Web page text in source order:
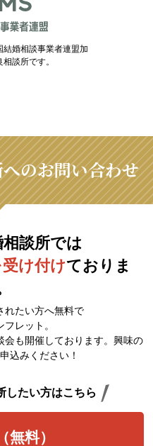
婚相談事業者連盟加
談所です。
のお問い合わせ
談所では
け付けておりま
れたい方へ無料で
レット。
も開催しております。興味の
込みください！
したい方はこちら
無料）